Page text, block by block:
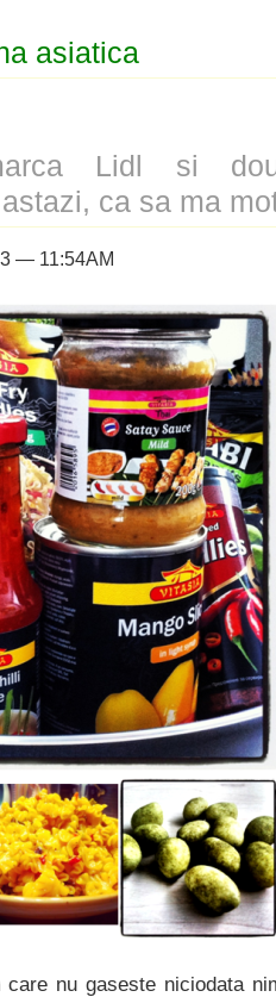
asiatica
Lidl si
ca sa ma
— 11:54AM
nu gaseste niciodata